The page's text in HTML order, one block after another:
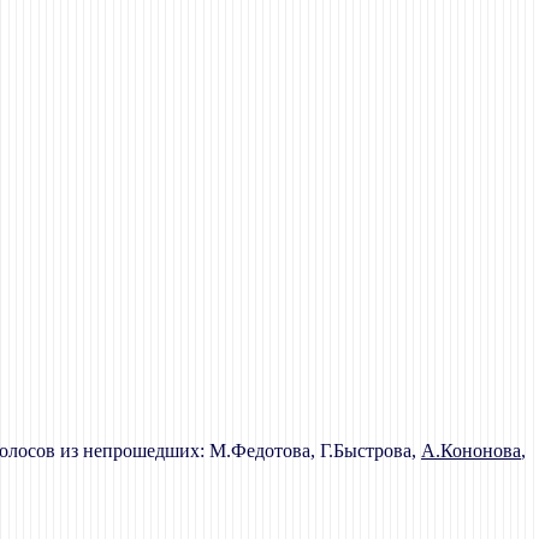
из непрошедших: М.Федотова, Г.Быстрова, А.Кононова,